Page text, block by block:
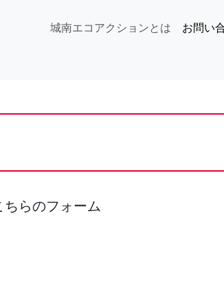
城南エコアクションとは お問い
らのフォーム